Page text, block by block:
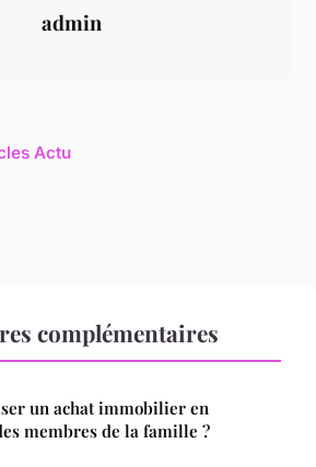
admin
Actu
complémentaires
un achat immobilier en
membres de la famille ?